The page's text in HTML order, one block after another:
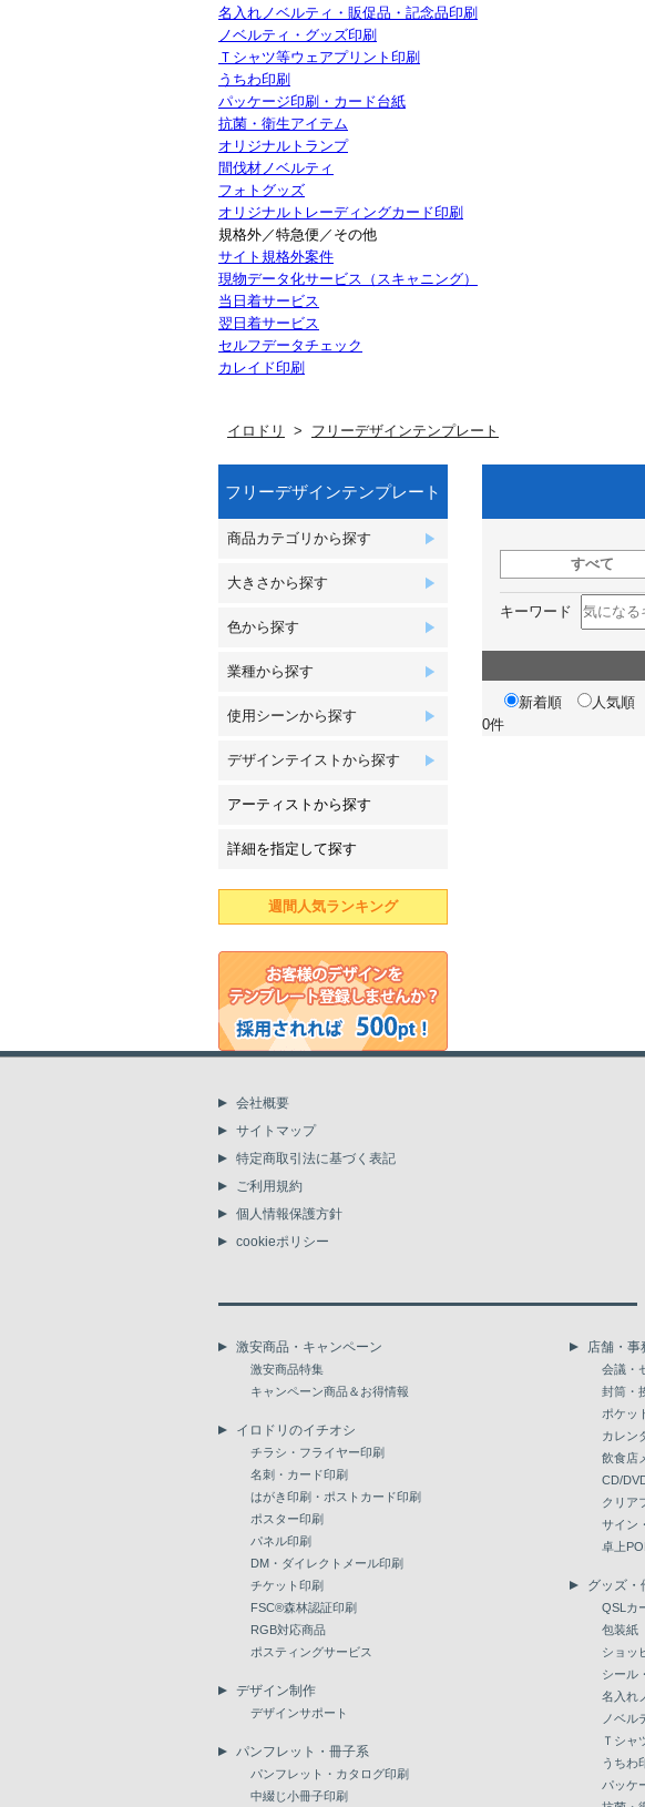
名入れノベルティ・販促品・記念品印刷
ノベルティ・グッズ印刷
Ｔシャツ等ウェアプリント印刷
うちわ印刷
パッケージ印刷・カード台紙
抗菌・衛生アイテム
オリジナルトランプ
間伐材ノベルティ
フォトグッズ
オリジナルトレーディングカード印刷
規格外／特急便／その他
サイト規格外案件
現物データ化サービス（スキャニング）
当日着サービス
翌日着サービス
セルフデータチェック
カレイド印刷
イロドリ フリーデザインテンプレート
フリーデザインテンプレート
商品カテゴリから探す
大きさから探す
色から探す
業種から探す
使用シーンから探す
デザインテイストから探す
アーティストから探す
詳細を指定して探す
週間人気ランキング
すべて
キーワード
新着順
人気順
0件
会社概要
サイトマップ
特定商取引法に基づく表記
ご利用規約
個人情報保護方針
cookieポリシー
激安商品・キャンペーン
激安商品特集
キャンペーン商品＆お得情報
イロドリのイチオシ
チラシ・フライヤー印刷
名刺・カード印刷
はがき印刷・ポストカード印刷
ポスター印刷
パネル印刷
DM・ダイレクトメール印刷
チケット印刷
FSC®森林認証印刷
RGB対応商品
ポスティングサービス
デザイン制作
デザインサポート
パンフレット・冊子系
パンフレット・カタログ印刷
中綴じ小冊子印刷
店舗・事
会議・
封筒・
ポケッ
カレン
飲食店
CD/
クリア
サイン
卓上
グッズ・
QSLカ
包装紙
ショッ
シール
名入れ
ノベル
Ｔシャ
うちわ
パッケ